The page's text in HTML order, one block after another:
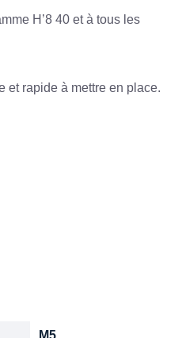
H’8 40 et à tous les
et rapide à mettre en place.